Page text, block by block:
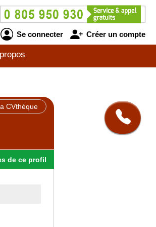
Se connecter Créer un compte
CVthèque
de ce profil